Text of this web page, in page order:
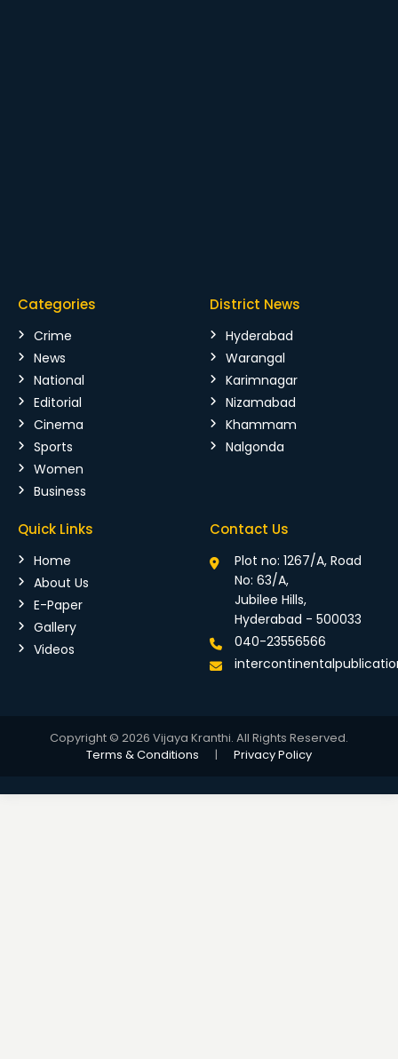
Categories
Crime
News
National
Editorial
Cinema
Sports
Women
Business
District News
Hyderabad
Warangal
Karimnagar
Nizamabad
Khammam
Nalgonda
Quick Links
Home
About Us
E-Paper
Gallery
Videos
Contact Us
Plot no: 1267/A, Road
No: 63/A,
Jubilee Hills,
Hyderabad - 500033
040-23556566
Copyright © 2026 Vijaya Kranthi. All Rights Reserved.
Terms & Conditions
| Privacy Policy